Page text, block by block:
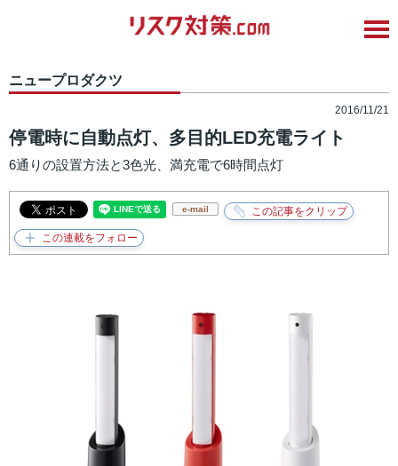
ニュープロダクツ
2016/11/21
停電時に自動点灯、多目的LED充電ライト
6通りの設置方法と3色光、満充電で6時間点灯
e-mail